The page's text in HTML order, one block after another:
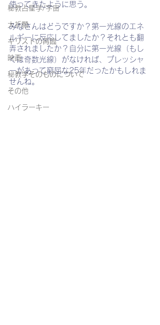
秘教占星学/宇宙
大祈願
キリストの再臨
映画
秘教学そのものについて
その他
ハイラーキー
使ってきたように思う。
みなさんはどうですか？第一光線のエネ
ルギーに反応してましたか？それとも翻
弄されましたか？自分に第一光線（もし
くは奇数光線）がなければ、プレッシャ
ーがあって窮屈な25年だったかもしれま
せんね。